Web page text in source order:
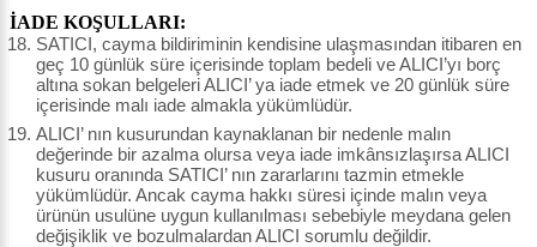
İADE KOŞULLARI:
SATICI, cayma bildiriminin kendisine ulaşmasından itibaren en
geç 10 günlük süre içerisinde toplam bedeli ve ALICI’yı borç
altına sokan belgeleri ALICI’ ya iade etmek ve 20 günlük süre
içerisinde malı iade almakla yükümlüdür.
ALICI’ nın kusurundan kaynaklanan bir nedenle malın
değerinde bir azalma olursa veya iade imkânsızlaşırsa ALICI
kusuru oranında SATICI’ nın zararlarını tazmin etmekle
yükümlüdür. Ancak cayma hakkı süresi içinde malın veya
ürünün usulüne uygun kullanılması sebebiyle meydana gelen
değişiklik ve bozulmalardan ALICI sorumlu değildir.